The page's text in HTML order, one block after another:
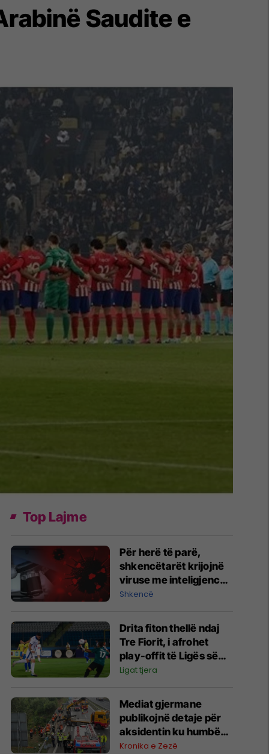
Saudite e
Top Lajme
Për herë të parë,
shkencëtarët krijojnë
viruse me inteligjencë
artificiale
Shkencë
Drita fiton thellë ndaj
Tre Fiorit, i afrohet
play-offit të Ligës së
Konferencës
Ligat tjera
Mediat gjermane
publikojnë detaje për
aksidentin ku humbën
jetën tre mërgimtarë
Kronika e Zezë